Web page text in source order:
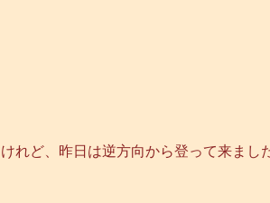
ど、昨日は逆方向から登って来まし